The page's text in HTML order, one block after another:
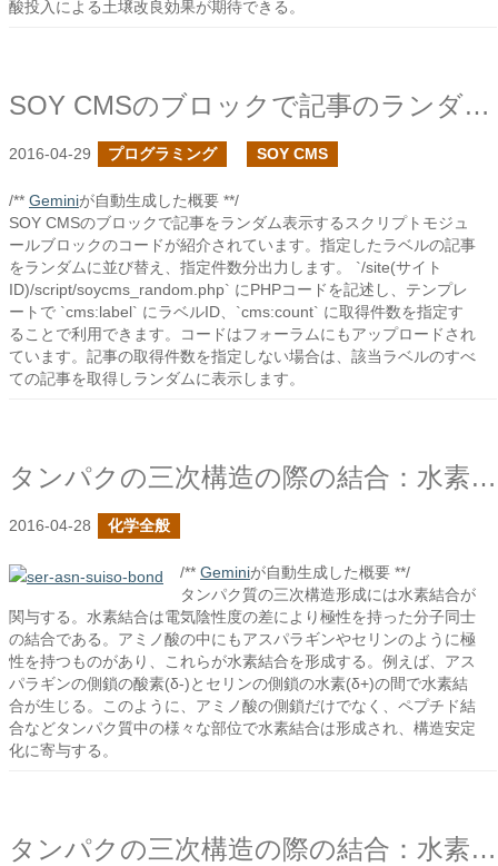
酸投入による土壌改良効果が期待できる。
SOY CMSのブロックで記事のランダム表示
2016-04-29 プログラミング SOY CMS
/** Geminiが自動生成した概要 **/
SOY CMSのブロックで記事をランダム表示するスクリプトモジュ
ールブロックのコードが紹介されています。指定したラベルの記事
をランダムに並び替え、指定件数分出力します。 `/site(サイト
ID)/script/soycms_random.php` にPHPコードを記述し、テンプレ
ートで `cms:label` にラベルID、`cms:count` に取得件数を指定す
ることで利用できます。コードはフォーラムにもアップロードされ
ています。記事の取得件数を指定しない場合は、該当ラベルのすべ
ての記事を取得しランダムに表示します。
タンパクの三次構造の際の結合：水素結合２
2016-04-28 化学全般
/** Geminiが自動生成した概要 **/
タンパク質の三次構造形成には水素結合が
関与する。水素結合は電気陰性度の差により極性を持った分子同士
の結合である。アミノ酸の中にもアスパラギンやセリンのように極
性を持つものがあり、これらが水素結合を形成する。例えば、アス
パラギンの側鎖の酸素(δ-)とセリンの側鎖の水素(δ+)の間で水素結
合が生じる。このように、アミノ酸の側鎖だけでなく、ペプチド結
合などタンパク質中の様々な部位で水素結合は形成され、構造安定
化に寄与する。
タンパクの三次構造の際の結合：水素結合１